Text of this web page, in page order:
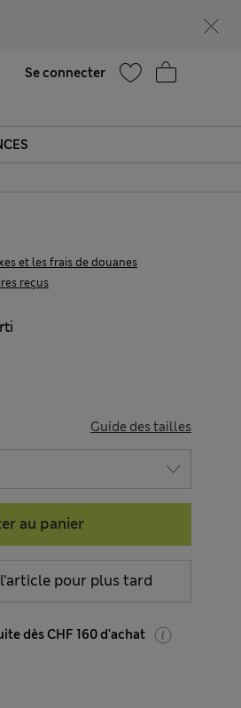
Se connecter
reçus
et les frais de douanes
Guide des tailles
au panier
pour plus tard
dès CHF 160 d'achat